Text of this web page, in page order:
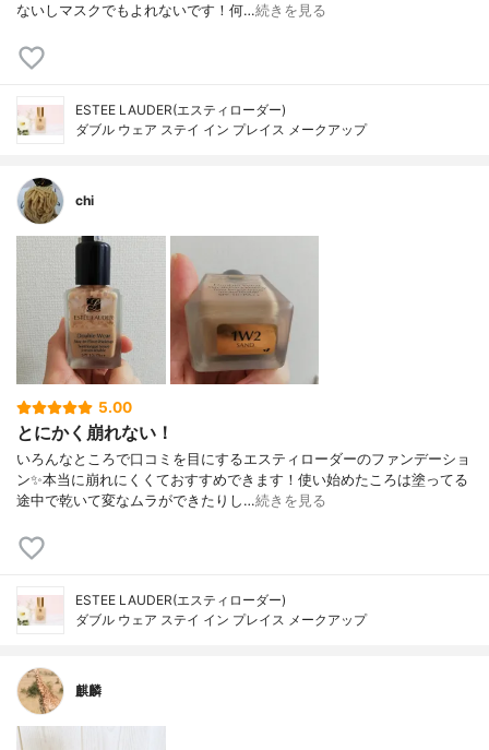
ないしマスクでもよれないです！何…続きを見る
ESTEE LAUDER(エスティローダー)
ダブル ウェア ステイ イン プレイス メークアップ
chi
5.00
とにかく崩れない！
いろんなところで口コミを目にするエスティローダーのファンデーショ
ン✨本当に崩れにくくておすすめできます！使い始めたころは塗ってる
途中で乾いて変なムラができたりし…続きを見る
ESTEE LAUDER(エスティローダー)
ダブル ウェア ステイ イン プレイス メークアップ
麒麟